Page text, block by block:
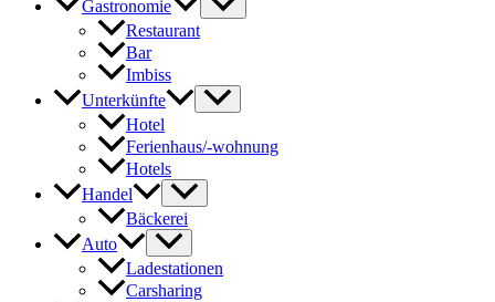
Gastronomie
Restaurant
Bar
Imbiss
Unterkünfte
Hotel
Ferienhaus/-wohnung
Hotels
Handel
Bäckerei
Auto
Ladestationen
Carsharing